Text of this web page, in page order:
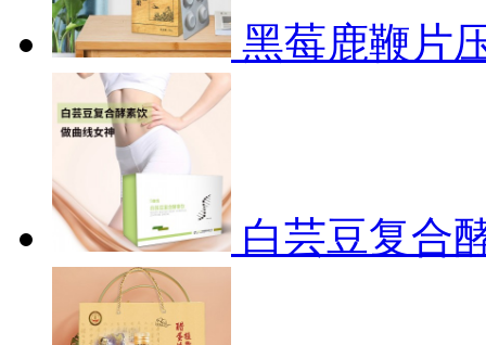
黑莓鹿鞭片
白芸豆复合